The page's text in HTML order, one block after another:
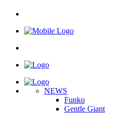
NEWS
Funko
Gentle Giant